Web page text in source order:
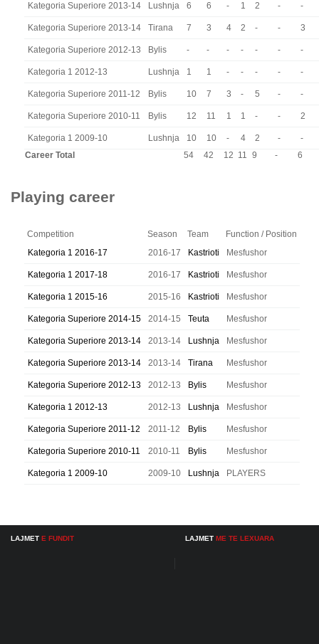
Kategoria Superiore 2013-14 Lushnja 6 6 - 1 2 - -
Kategoria Superiore 2013-14 Tirana 7 3 4 2 - - 3
Kategoria Superiore 2012-13 Bylis - - - - - - -
Kategoria 1 2012-13 Lushnja 1 1 - - - - -
Kategoria Superiore 2011-12 Bylis 10 7 3 - 5 - -
Kategoria Superiore 2010-11 Bylis 12 11 1 1 - - 2
Kategoria 1 2009-10 Lushnja 10 10 - 4 2 -
-
Career Total
54 42 12 11 9 - 6
Playing career
Competition Season Team
Function / Position
Kategoria 1 2016-17
2016-17 Kastrioti Mesfushor
Kategoria 1 2017-18 2016-17 Kastrioti Mesfushor
Kategoria 1 2015-16 2015-16 Kastrioti Mesfushor
Kategoria Superiore 2014-15 2014-15 Teuta Mesfushor
Kategoria Superiore 2013-14 2013-14 Lushnja Mesfushor
Kategoria Superiore 2013-14 2013-14 Tirana Mesfushor
Kategoria Superiore 2012-13 2012-13 Bylis Mesfushor
Kategoria 1 2012-13 2012-13 Lushnja Mesfushor
Kategoria Superiore 2011-12 2011-12 Bylis Mesfushor
Kategoria Superiore 2010-11 2010-11 Bylis Mesfushor
Kategoria 1 2009-10 2009-10 Lushnja PLAYERS
LAJMET E FUNDIT LAJMET ME TE LEXUARA